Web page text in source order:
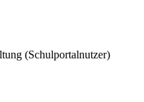
(Schulportalnutzer)